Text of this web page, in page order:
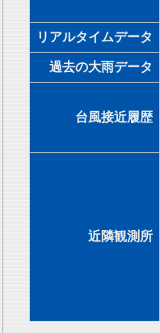
リアルタイムデータ
過去の大雨データ
台風接近履歴
近隣観測所